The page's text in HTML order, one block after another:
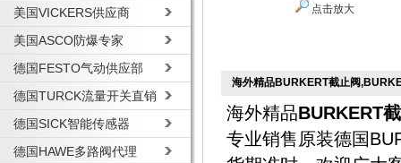
美国VICKERS供应商
美国ASCO防爆专家
德国FESTO气动供应部
德国TURCK流量开关直销
德国SICK智能传感器
德国HAWE多路阀代理
点击放大
海外精品BURKERT截止阀
海外精品BURKERT
专业销售原装德国